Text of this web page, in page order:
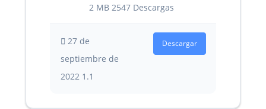
2 MB 2547 Descargas
27 de
septiembre de
2022 1.1
Descargar